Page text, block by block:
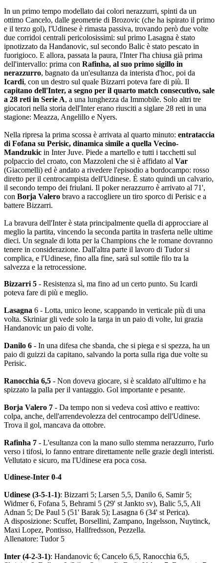
In un primo tempo modellato dai colori nerazzurri, spinti da un
ottimo Cancelo, dalle geometrie di Brozovic (che ha ispirato il primo
e il terzo gol), l'Udinese è rimasta passiva, trovando però due volte
due corridoi centrali pericolosissimi: sul primo Lasagna è stato
ipnotizzato da Handanovic, sul secondo Balic è stato pescato in
fuorigioco. E allora, passata la paura, l'Inter l'ha chiusa già prima
dell'intervallo: prima con Rafinha, al suo primo sigillo in
nerazzurro, bagnato da un'esultanza da interista d'hoc, poi da
Icardi, con un destro sul quale Bizzarri poteva fare di più. Il
capitano dell'Inter, a segno per il quarto match consecutivo, sale
a 28 reti in Serie A, a una lunghezza da Immobile. Solo altri tre
giocatori nella storia dell'Inter erano riusciti a siglare 28 reti in una
stagione: Meazza, Angelillo e Nyers.
Nella ripresa la prima scossa è arrivata al quarto minuto: entrataccia
di Fofana su Perisic, dinamica simile a quella Vecino-
Mandzukic in Inter Juve. Piede a martello e tutti i tacchetti sul
polpaccio del croato, con Mazzoleni che si è affidato al Var
(Giacomelli) ed è andato a rivedere l'episodio a bordocampo: rosso
diretto per il centrocampista dell'Udinese. È stato quindi un calvario,
il secondo tempo dei friulani. Il poker nerazzurro è arrivato al 71',
con Borja Valero bravo a raccogliere un tiro sporco di Perisic e a
battere Bizzarri.
La bravura dell'Inter è stata principalmente quella di approcciare al
meglio la partita, vincendo la seconda partita in trasferta nelle ultime
dieci. Un segnale di lotta per la Champions che le romane dovranno
tenere in considerazione. Dall'altra parte il lavoro di Tudor si
complica, e l'Udinese, fino alla fine, sarà sul sottile filo tra la
salvezza e la retrocessione.
Bizzarri 5 - Resistenza sì, ma fino ad un certo punto. Su Icardi
poteva fare di più e meglio.
Lasagna 6 - Lotta, unico leone, scappando in verticale più di una
volta. Skriniar gli vede solo la targa in un paio di volte, lui grazia
Handanovic un paio di volte.
Danilo 6 - In una difesa che sbanda, che si piega e si spezza, ha un
paio di guizzi da capitano, salvando la porta sulla riga due volte su
Perisic.
Ranocchia 6,5 - Non doveva giocare, si è scaldato all'ultimo e ha
spizzato la palla per il vantaggio. Gol importante e pesante.
Borja Valero 7 - Da tempo non si vedeva così attivo e reattivo:
colpa, anche, dell'arrendevolezza del centrocampo dell'Udinese.
Trova il gol, mancava da ottobre.
Rafinha 7 - L'esultanza con la mano sullo stemma nerazzurro, l'urlo
verso i tifosi, lo fanno entrare direttamente nelle grazie degli interisti.
Vellutato e sicuro, ma l'Udinese era poca cosa.
Udinese-Inter 0-4
Udinese (3-5-1-1): Bizzarri 5; Larsen 5,5, Danilo 6, Samir 5;
Widmer 6, Fofana 5, Behrami 5 (29' st Jankto sv), Balic 5,5, Ali
Adnan 5; De Paul 5 (51' Barak 5); Lasagna 6 (34' st Perica).
A disposizione: Scuffet, Borsellini, Zampano, Ingelsson, Nuytinck,
Maxi Lopez, Pontisso, Hallfredsson, Pezzella.
Allenatore: Tudor 5
Inter (4-2-3-1): Handanovic 6; Cancelo 6,5, Ranocchia 6,5,